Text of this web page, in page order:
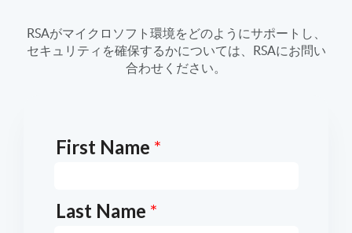
RSAがマイクロソフト環境をどのようにサポートし、
セキュリティを確保するかについては、RSAにお問い
合わせください。